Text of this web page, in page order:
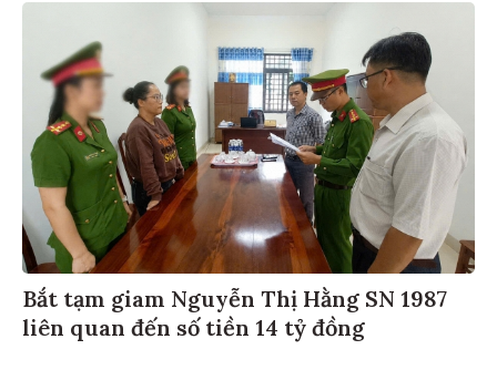
Bắt tạm giam Nguyễn Thị Hằng SN 1987
liên quan đến số tiền 14 tỷ đồng